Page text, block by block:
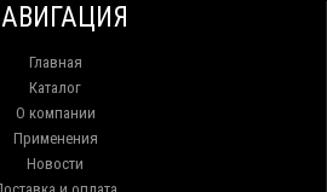
Главная
Каталог
О компании
Применения
Новости